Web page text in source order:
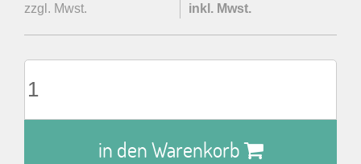
zzgl. Mwst. inkl. Mwst.
in den Warenkorb